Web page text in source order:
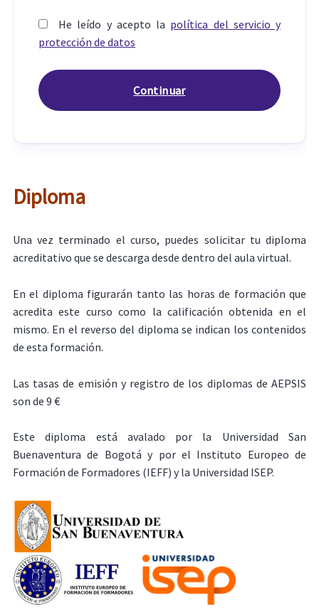
He leído y acepto la política del servicio y
protección de datos
Diploma
Una vez terminado el curso, puedes solicitar tu diploma
acreditativo que se descarga desde dentro del aula virtual.
En el diploma figurarán tanto las horas de formación que
acredita este curso como la calificación obtenida en el
mismo. En el reverso del diploma se indican los contenidos
de esta formación.
Las tasas de emisión y registro de los diplomas de AEPSIS
son de 9 €
Este diploma está avalado por la Universidad San
Buenaventura de Bogotá y por el Instituto Europeo de
Formación de Formadores (IEFF) y la Universidad ISEP.